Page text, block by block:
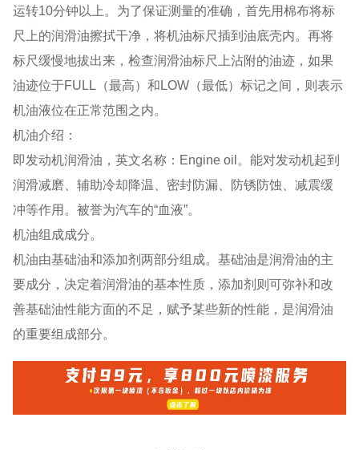
运转10分钟以上。为了保证测量的准确，首先用棉布将标
尺上的润滑油擦拭干净，将机油标尺插到油底壳内。再将
标尺缓慢地拔出来，检查润滑油标尺上沾附的油迹，如果
油迹位于FULL（最高）和LOW（最低）标记之间，则表示
机油液位在正常范围之内。
机油介绍：
即发动机润滑油，英文名称：Engine oil。能对发动机起到
润滑减磨、辅助冷却降温、密封防漏、防锈防蚀、减震缓
冲等作用。被誉为汽车的“血液”。
机油组成成分。
机油由基础油和添加剂两部分组成。基础油是润滑油的主
要成分，决定着润滑油的基本性质，添加剂则可弥补和改
善基础油性能方面的不足，赋予某些新的性能，是润滑油
的重要组成部分。